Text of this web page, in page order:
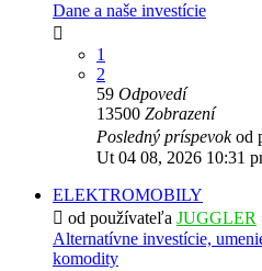
Dane a naše investície
1
2
59 Odpovedí
13500 Zobrazení
Posledný príspevokod
Ut 04 08, 2026 10:31
ELEKTROMOBILY
od používateľa JUGGLER
Alternatívne investície,
komodity